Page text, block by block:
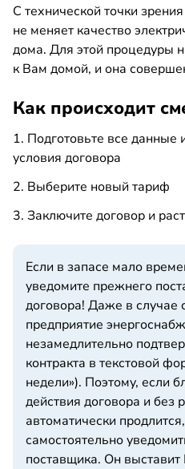
С технической точки
не меняет качество
дома. Для этой процедуры
к Вам домой, и она
Как происходит
1. Подготовьте все данные
условия договора
2. Выберите новый тариф
3. Заключите договор и
Если в запасе мало
уведомите прежнего
договора! Даже в случае
предприятие
незамедлительно
контракта в текстовой
недели»). Поэтому, если
действия договора и без
автоматически
самостоятельно
поставщика. Он